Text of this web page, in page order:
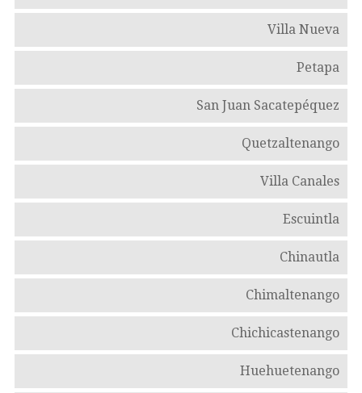
Villa Nueva
Petapa
San Juan Sacatepéquez
Quetzaltenango
Villa Canales
Escuintla
Chinautla
Chimaltenango
Chichicastenango
Huehuetenango